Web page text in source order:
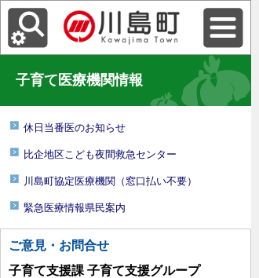
子育て医療機関情報
休日当番医のお知らせ
比企地区こども夜間救急センター
川島町協定医療機関（窓口払い不要）
緊急医療情報県民案内
ご意見・お問合せ
子育て支援課 子育て支援グループ